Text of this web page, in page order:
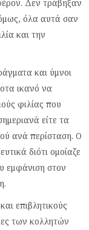
Δεν τράβηξαν
όλα αυτά σαν
και την
και ύμνοι
ικανό να
φιλίας που
είτε τα
ανά περίσταση. Ο
διότι ομοίαζε
εμφάνιση στον
επιβλητικούς
των κολλητών